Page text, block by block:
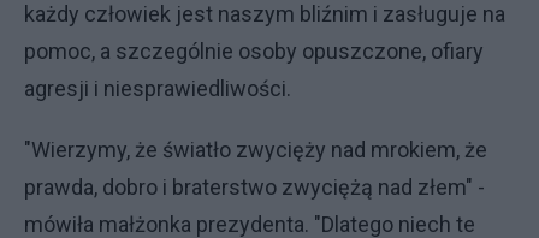
każdy człowiek jest naszym bliźnim i zasługuje na
pomoc, a szczególnie osoby opuszczone, ofiary
agresji i niesprawiedliwości.
"Wierzymy, że światło zwycięży nad mrokiem, że
prawda, dobro i braterstwo zwyciężą nad złem" -
mówiła małżonka prezydenta. "Dlatego niech te